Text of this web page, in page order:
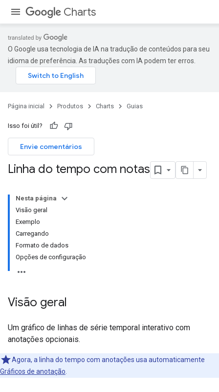
Charts
O Google usa tecnologia de IA na tradução de conteúdos para seu
idioma de preferência. As traduções com IA podem ter erros.
Página inicial Produtos Charts Guias
Isso foi útil?
Envie comentários
Linha do tempo com notas
Nesta página
Visão geral
Exemplo
Carregando
Formato de dados
Opções de configuração
Visão geral
Um gráfico de linhas de série temporal interativo com
anotações opcionais.
Agora, a linha do tempo com anotações usa automaticamente
Gráficos de anotação